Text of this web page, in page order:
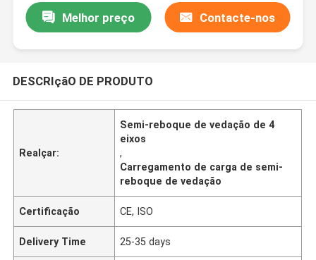
Melhor preço Contacte-nos
DESCRIçãO DE PRODUTO
Realçar:
Semi-reboque de vedação de 4
eixos
,
Carregamento de carga de semi-
reboque de vedação
Certificação CE, ISO
Delivery Time 25-35 days